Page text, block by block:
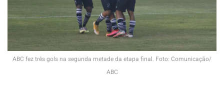
ABC fez três gols na segunda metade da etapa final. Foto: Comunicação/
ABC